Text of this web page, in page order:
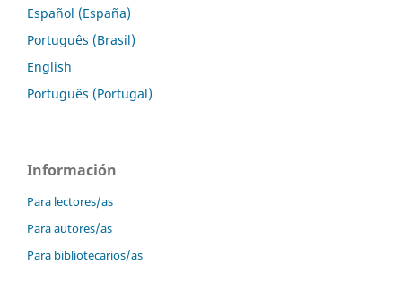
Español (España)
Português (Brasil)
English
Português (Portugal)
Información
Para lectores/as
Para autores/as
Para bibliotecarios/as